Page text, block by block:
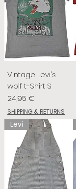
Vintage Levi's
wolf t-Shirt S
Preis
24,95 €
SHIPPING & RETURNS
Levi